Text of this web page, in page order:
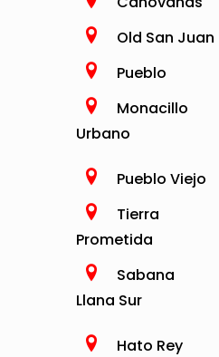
Old San Juan
Pueblo
Monacillo
Urbano
Pueblo Viejo
Tierra
Prometida
Sabana
Llana Sur
Hato Rey